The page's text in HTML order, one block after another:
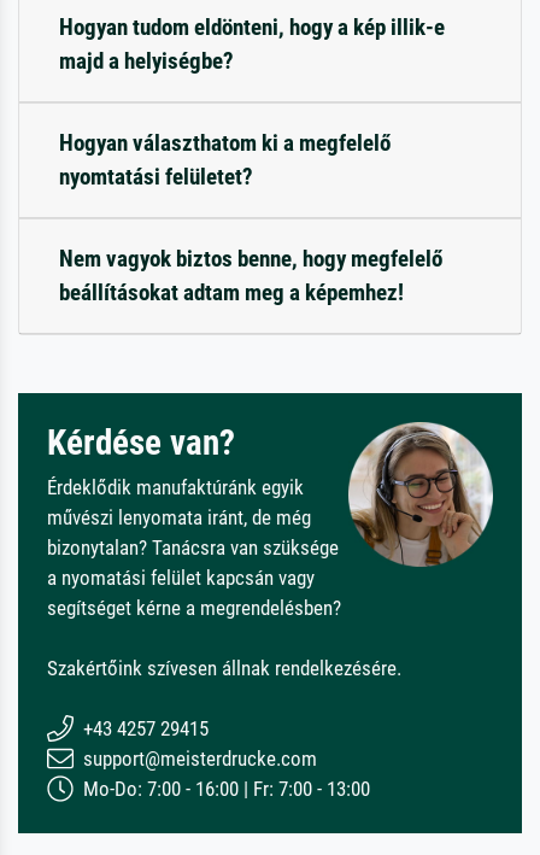
Hogyan tudom eldönteni, hogy a kép illik-e
majd a helyiségbe?
Hogyan választhatom ki a megfelelő
nyomtatási felületet?
Nem vagyok biztos benne, hogy megfelelő
beállításokat adtam meg a képemhez!
Kérdése van?
Érdeklődik manufaktúránk egyik
művészi lenyomata iránt, de még
bizonytalan? Tanácsra van szüksége
a nyomatási felület kapcsán vagy
segítséget kérne a megrendelésben?
Szakértőink szívesen állnak rendelkezésére.
+43 4257 29415
support@meisterdrucke.com
Mo-Do: 7:00 - 16:00 | Fr: 7:00 - 13:00